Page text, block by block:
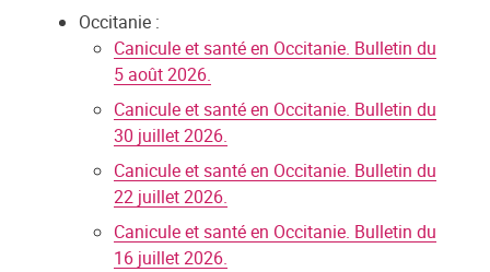
Occitanie :
Canicule et santé en Occitanie. Bulletin du
5 août 2026.
Canicule et santé en Occitanie. Bulletin du
30 juillet 2026.
Canicule et santé en Occitanie. Bulletin du
22 juillet 2026.
Canicule et santé en Occitanie. Bulletin du
16 juillet 2026.